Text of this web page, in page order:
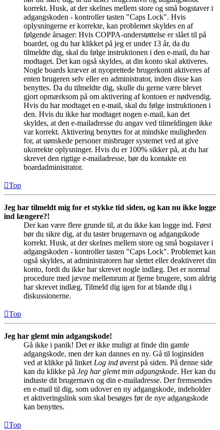
korrekt. Husk, at der skelnes mellem store og små bogstaver i
adgangskoden - kontroller tasten "Caps Lock". Hvis
oplysningerne er korrekte, kan problemet skyldes en af
følgende årsager: Hvis COPPA-understøttelse er slået til på
boardet, og du har klikket på jeg er under 13 år, da du
tilmeldte dig, skal du følge instruktionen i den e-mail, du har
modtaget. Det kan også skyldes, at din konto skal aktiveres.
Nogle boards kræver at nyoprettede brugerkonti aktiveres af
enten brugeren selv eller en administrator, inden disse kan
benyttes. Da du tilmeldte dig, skulle du gerne være blevet
gjort opmærksom på om aktivering af kontoen er nødvendig.
Hvis du har modtaget en e-mail, skal du følge instruktionen i
den. Hvis du ikke har modtaget nogen e-mail, kan det
skyldes, at den e-mailadresse du angav ved tilmeldingen ikke
var korrekt. Aktivering benyttes for at mindske muligheden
for, at uønskede personer misbruger systemet ved at give
ukorrekte oplysninger. Hvis du er 100% sikker på, at du har
skrevet den rigtige e-mailadresse, bør du kontakte en
boardadministrator.
Top
Jeg har tilmeldt mig for et stykke tid siden, og kan nu ikke logge
ind længere?!
Der kan være flere grunde til, at du ikke kan logge ind. Først
bør du sikre dig, at du taster brugernavn og adgangskode
korrekt. Husk, at der skelnes mellem store og små bogstaver i
adgangskoden - kontroller tasten "Caps Lock". Problemet kan
også skyldes, at administratoren har slettet eller deaktiveret din
konto, fordi du ikke har skrevet nogle indlæg. Det er normal
procedure med jævne mellemrum at fjerne brugere, som aldrig
har skrevet indlæg. Tilmeld dig igen for at blande dig i
diskussionerne.
Top
Jeg har glemt min adgangskode!
Gå ikke i panik! Det er ikke muligt at finde din gamle
adgangskode, men der kan dannes en ny. Gå til loginsiden
ved at klikke på linket Log ind øverst på siden. På denne side
kan du klikke på Jeg har glemt min adgangskode. Her kan du
indtaste dit brugernavn og din e-mailadresse. Der fremsendes
en e-mail til dig, som udover en ny adgangskode, indeholder
et aktiveringslink som skal besøges før de nye adgangskode
kan benyttes.
Top